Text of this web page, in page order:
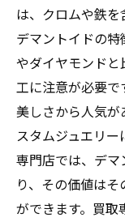
は、クロムや鉄
デマントイドの
やダイヤモンド
工に注意が必要
美しさから人気が
スタムジュエリ
専門店では、デ
り、その価値は
ができます。買取